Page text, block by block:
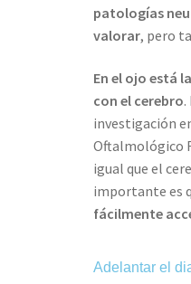
patologías
valorar, pero
En el ojo está
con el cerebro
investigación
Oftalmológico
igual que el
importante es
fácilmente
Adelantar el